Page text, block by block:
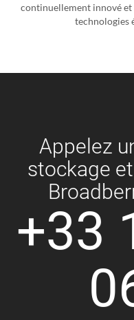
continuellement innové et
technologies
Appelez
stockage
+33